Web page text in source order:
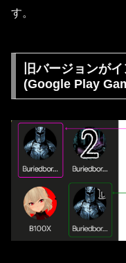
す。
旧バージョンが
(Google Play